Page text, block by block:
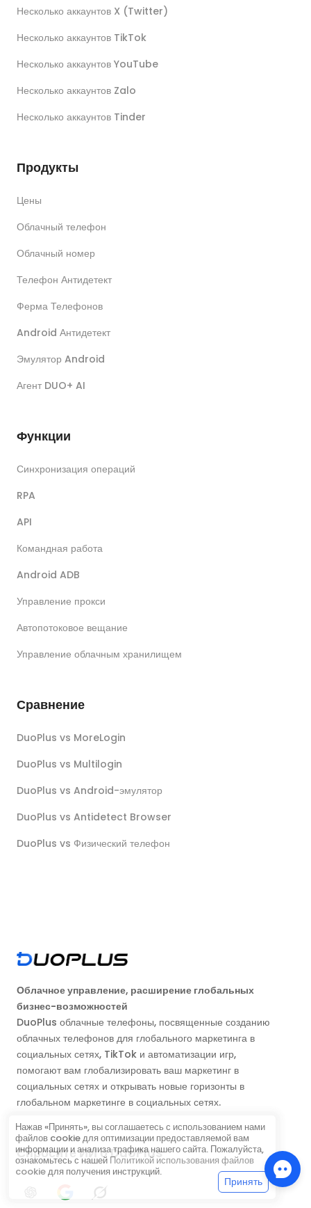
Несколько аккаунтов X (Twitter)
Несколько аккаунтов TikTok
Несколько аккаунтов YouTube
Несколько аккаунтов Zalo
Несколько аккаунтов Tinder
Продукты
Цены
Облачный телефон
Облачный номер
Телефон Антидетект
Ферма Телефонов
Android Антидетект
Эмулятор Android
Агент DUO+ AI
Функции
Синхронизация операций
RPA
API
Командная работа
Android ADB
Управление прокси
Автопотоковое вещание
Управление облачным хранилищем
Сравнение
DuoPlus vs MoreLogin
DuoPlus vs Multilogin
DuoPlus vs Android-эмулятор
DuoPlus vs Antidetect Browser
DuoPlus vs Физический телефон
Облачное управление, расширение глобальных
бизнес-возможностей
DuoPlus облачные телефоны, посвященные созданию
облачных телефонов для глобального маркетинга в
социальных сетях, TikTok и автоматизации игр,
помогают вам глобализировать ваш маркетинг в
социальных сетях и открывать новые горизонты в
глобальном маркетинге в социальных сетях.
Спросите ИИ о DuoPlus
ChatGPTGoogle AIGrok
Нажав «Принять», вы соглашаетесь с использованием нами
файлов cookie для оптимизации предоставляемой вам
информации и анализа трафика нашего сайта. Пожалуйста,
ознакомьтесь с нашей Политикой использования файлов
cookieдля получения инструкций.
Принять